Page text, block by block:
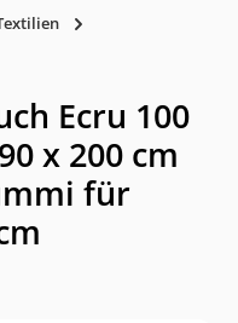
Ecru 100
x 200 cm
für